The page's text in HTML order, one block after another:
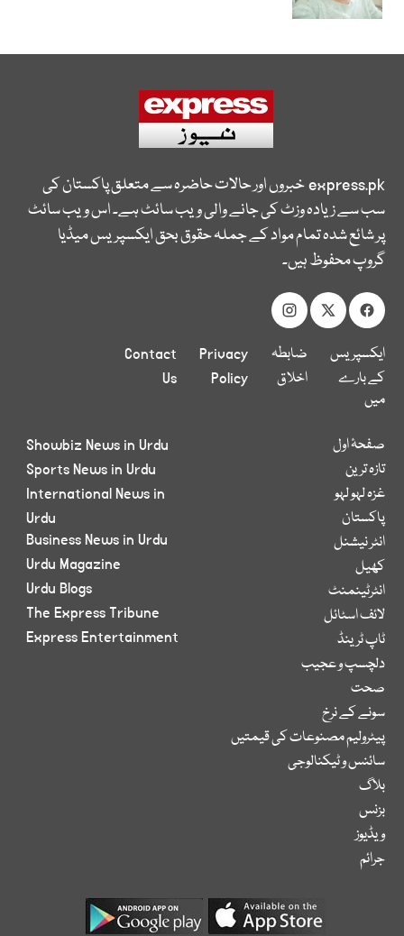
express.pkخبروں اور حالات حاضرہ سے متعلق پاکستان کی
سب سے زیادہ وزٹ کی جانے والی ویب سائٹ ہے۔ اس ویب سائٹ
پر شائع شدہ تمام مواد کے جملہ حقوق بحق ایکسپریس میڈیا
گروپ محفوظ ہیں۔
ایکسپریس
کے بارے
میں
ضابطہ
اخلاق
Privacy
Policy
Contact
Us
صفحۂ اول
تازہ ترین
غزہ لہو لہو
پاکستان
انٹر نیشنل
کھیل
انٹرٹینمنٹ
لائف اسٹائل
ٹاپ ٹرینڈ
دلچسپ و عجیب
صحت
سونے کے نرخ
پیٹرولیم مصنوعات کی قیمتیں
سائنس و ٹیکنالوجی
بلاگ
بزنس
ویڈیوز
جرائم
Showbiz News in Urdu
Sports News in Urdu
International News in
Urdu
Business News in Urdu
Urdu Magazine
Urdu Blogs
The Express Tribune
Express Entertainment